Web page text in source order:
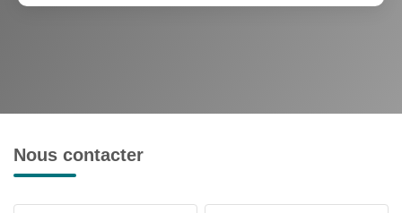
Nous contacter